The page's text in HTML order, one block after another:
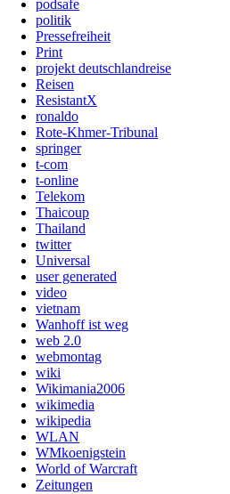
podsafe
politik
Pressefreiheit
Print
projekt deutschlandreise
Reisen
ResistantX
ronaldo
Rote-Khmer-Tribunal
springer
t-com
t-online
Telekom
Thaicoup
Thailand
twitter
Universal
user generated
video
vietnam
Wanhoff ist weg
web 2.0
webmontag
wiki
Wikimania2006
wikimedia
wikipedia
WLAN
WMkoenigstein
World of Warcraft
Zeitungen